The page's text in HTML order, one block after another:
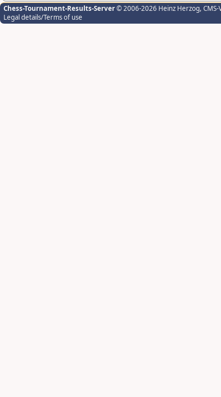
Chess-Tournament-Results-Server© 2006-2026 Heinz Herzog,
Legal details/Terms of use